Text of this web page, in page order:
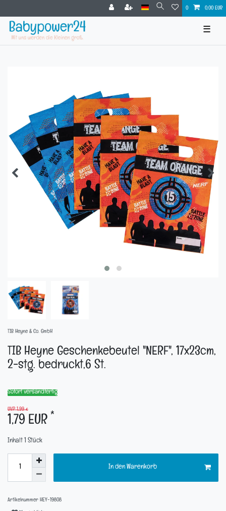
0 0,00 EUR
☰
TIB Heyne & Co. GmbH
TIB Heyne Geschenkebeutel "NERF", 17x23cm,
2-stg. bedruckt,6 St.
Sofort versandfertig
UVP 1,99 €
1,79 EUR
*
Inhalt Stück
In den Warenkorb
Artikelnummer HEY-19808